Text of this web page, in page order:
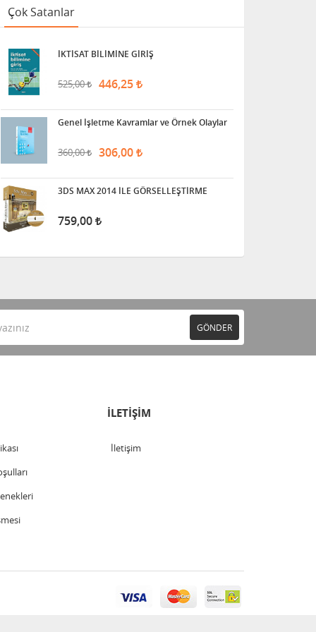
Çok Satanlar
İKTİSAT BİLİMİNE GİRİŞ
525,00 446,25
Genel İşletme Kavramlar ve Örnek Olaylar
360,00 306,00
3DS MAX 2014 İLE GÖRSELLEŞTİRME
759,00
GÖNDER
İLETİŞİM
İletişim